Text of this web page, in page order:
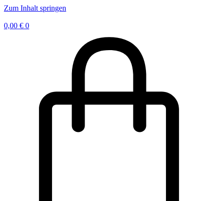
Zum Inhalt springen
0,00 € 0